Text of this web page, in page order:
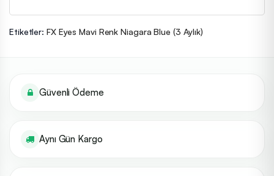
Etiketler: FX Eyes Mavi Renk Niagara Blue (3 Aylık)
Güvenli Ödeme
Aynı Gün Kargo